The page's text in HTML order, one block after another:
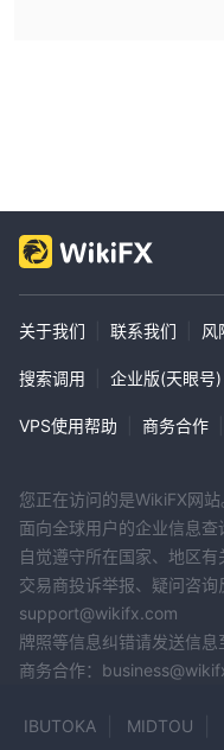
关于我们 联系我们 风
搜索调用 企业版(天眼号)
VPS使用帮助 商务合作
您正在访问的是WikiFX网
面向全球用户的企业信息
自觉遵守所在国家、地区有
交易商投诉举报、疑问咨
support@wikifx.com
牌照等信息纠错请发送信
商务合作：
IBUTOKA MIDTOU